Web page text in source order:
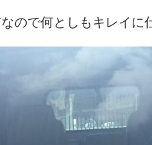
ので何としもキレイに